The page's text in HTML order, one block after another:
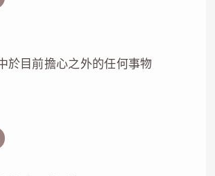
於目前擔心之外的任何事物